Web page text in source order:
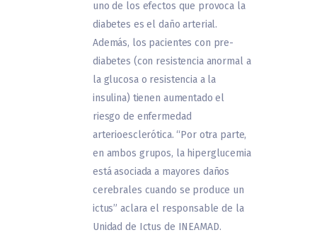
uno de los efectos que provoca la
diabetes es el daño arterial.
Además, los pacientes con pre-
diabetes (con resistencia anormal a
la glucosa o resistencia a la
insulina) tienen aumentado el
riesgo de enfermedad
arterioesclerótica. “Por otra parte,
en ambos grupos, la hiperglucemia
está asociada a mayores daños
cerebrales cuando se produce un
ictus” aclara el responsable de la
Unidad de Ictus de INEAMAD.